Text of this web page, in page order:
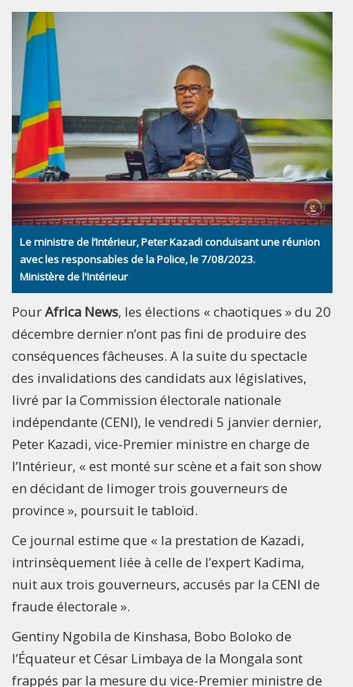
Le ministre de l’Intérieur, Peter Kazadi conduisant une réunion
avec les responsables de la Police, le 7/08/2023.
Ministère de l'Intérieur
PourAfrica News, les élections « chaotiques » du 20
décembre dernier n’ont pas fini de produire des
conséquences fâcheuses. A la suite du spectacle
des invalidations des candidats aux législatives,
livré par la Commission électorale nationale
indépendante (CENI), le vendredi 5 janvier dernier,
Peter Kazadi, vice-Premier ministre en charge de
l’Intérieur, « est monté sur scène et a fait son show
en décidant de limoger trois gouverneurs de
province », poursuit le tabloïd.
Ce journal estime que « la prestation de Kazadi,
intrinsèquement liée à celle de l’expert Kadima,
nuit aux trois gouverneurs, accusés par la CENI de
fraude électorale ».
Gentiny Ngobila de Kinshasa, Bobo Boloko de
l’Équateur et César Limbaya de la Mongala sont
frappés par la mesure du vice-Premier ministre de